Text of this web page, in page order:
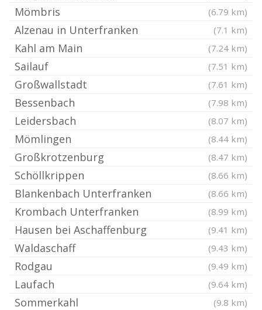
Mömbris (6.79 km)
Alzenau in Unterfranken (7.1 km)
Kahl am Main (7.24 km)
Sailauf (7.51 km)
Großwallstadt (7.61 km)
Bessenbach (7.98 km)
Leidersbach (8.07 km)
Mömlingen (8.44 km)
Großkrotzenburg (8.47 km)
Schöllkrippen (8.66 km)
Blankenbach Unterfranken (8.66 km)
Krombach Unterfranken (8.99 km)
Hausen bei Aschaffenburg (9.41 km)
Waldaschaff (9.43 km)
Rodgau (9.49 km)
Laufach (9.64 km)
Sommerkahl (9.8 km)